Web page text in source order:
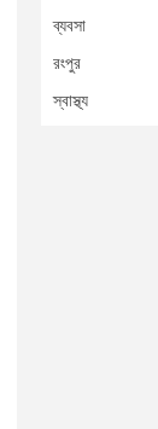
ব্যবসা
রংপুর
স্বাস্থ্য